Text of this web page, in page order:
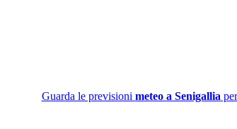
Guarda le previsioni meteo a Senigallia